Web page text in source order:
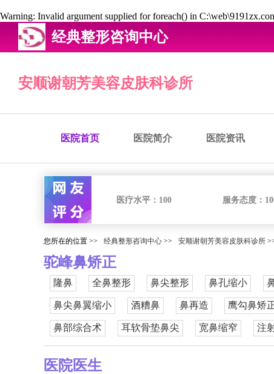
Warning: Invalid argument supplied for foreach() in
经典整形咨询中心
安顺谢朝芳美容皮肤科诊所
医院首页 医院简介 医院资讯
医疗水平： 100 服务态度：
您所在的位置 >> 经典整形咨询中心 >> 安顺谢朝芳美容皮肤科诊所
驼峰鼻矫正
隆鼻 全鼻整形 鼻尖整形 鼻孔缩小
鼻尖鼻翼缩小 酒糟鼻 鼻再造 鹰勾鼻矫
鼻部综合术 耳软骨垫鼻尖 宽鼻缩窄 注
医院医生